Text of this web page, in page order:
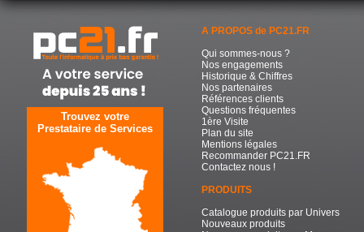
Trouvez votre
Prestataire de Services
A PROPOS de PC21.FR
Qui sommes-nous ?
Nos engagements
Historique & Chiffres
Nos partenaires
Références clients
Questions fréquentes
1ère Visite
Plan du site
Mentions légales
Recommander PC21.FR
Contactez nous !
PRODUITS
Catalogue produits par Univers
Nouveaux produits